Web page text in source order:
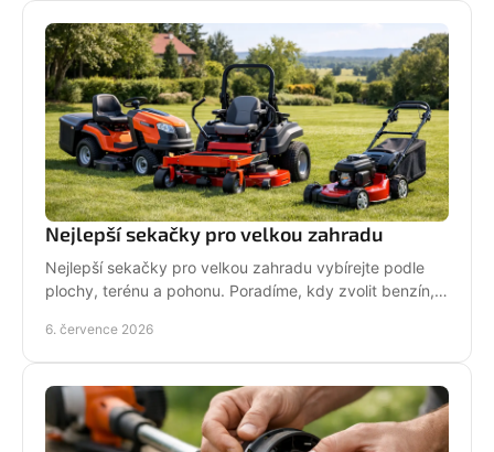
Nejlepší sekačky pro velkou zahradu
Nejlepší sekačky pro velkou zahradu vybírejte podle
plochy, terénu a pohonu. Poradíme, kdy zvolit benzín,
6. července 2026